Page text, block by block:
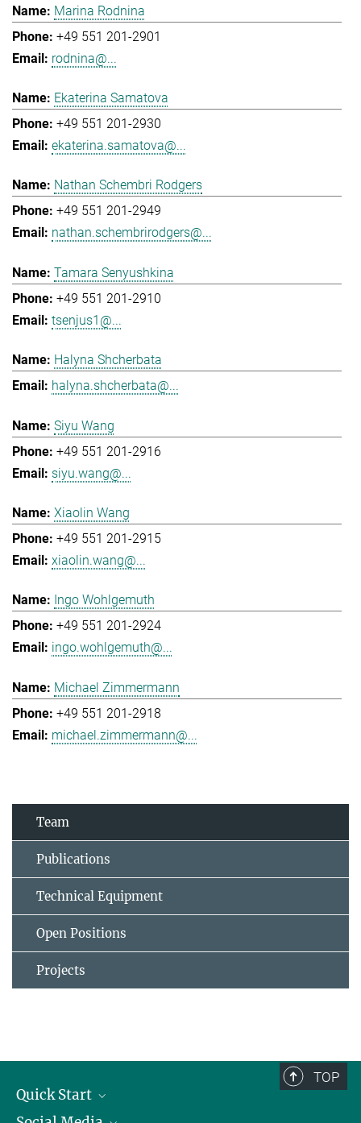
Marina Rodnina
+49 551 201-2901
rodnina@...
Ekaterina Samatova
+49 551 201-2930
ekaterina.samatova@...
Nathan Schembri Rodgers
+49 551 201-2949
nathan.schembrirodgers@...
Tamara Senyushkina
+49 551 201-2910
tsenjus1@...
Halyna Shcherbata
halyna.shcherbata@...
Siyu Wang
+49 551 201-2916
siyu.wang@...
Xiaolin Wang
+49 551 201-2915
xiaolin.wang@...
Ingo Wohlgemuth
+49 551 201-2924
ingo.wohlgemuth@...
Michael Zimmermann
+49 551 201-2918
michael.zimmermann@...
Team
Publications
Technical Equipment
Open Positions
Projects
TOP
Quick Start